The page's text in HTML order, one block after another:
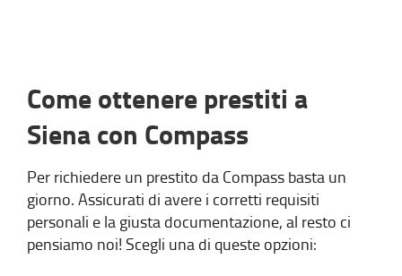
Come ottenere prestiti a
Siena con Compass
Per richiedere un prestito da Compass basta un
giorno. Assicurati di avere i corretti requisiti
personali e la giusta documentazione, al resto ci
pensiamo noi! Scegli una di queste opzioni: